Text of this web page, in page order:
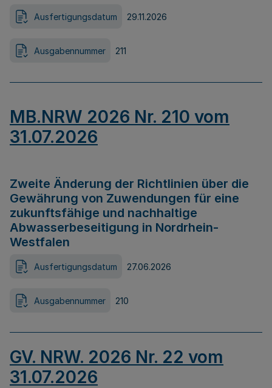
Ausfertigungsdatum 29.11.2026
Ausgabennummer 211
MB.NRW 2026 Nr. 210 vom
31.07.2026
Zweite Änderung der Richtlinien über die
Gewährung von Zuwendungen für eine
zukunftsfähige und nachhaltige
Abwasserbeseitigung in Nordrhein-
Westfalen
Ausfertigungsdatum 27.06.2026
Ausgabennummer 210
GV. NRW. 2026 Nr. 22 vom
31.07.2026